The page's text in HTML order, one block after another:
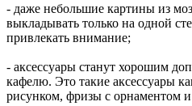
- даже небольшие картины из
выкладывать только на одной
привлекать внимание;
- аксессуары станут хорошим
кафелю. Это такие аксессуары
рисунком, фризы с орнаментом